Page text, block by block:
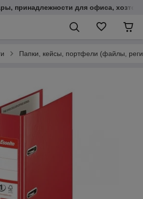
принадлежности для офиса,
Папки, кейсы, портфели (файлы,